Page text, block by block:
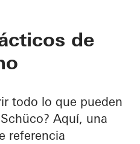
de
todo lo que pueden
Aquí, una
referencia